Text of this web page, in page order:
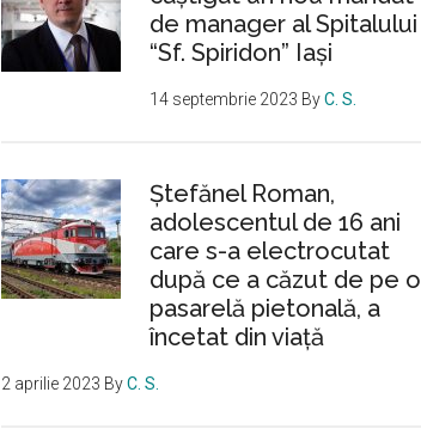
de manager al Spitalului
“Sf. Spiridon” Iași
14 septembrie 2023 ByC. S.
Ştefănel Roman,
adolescentul de 16 ani
care s-a electrocutat
după ce a căzut de pe o
pasarelă pietonală, a
încetat din viață
2 aprilie 2023 ByC. S.